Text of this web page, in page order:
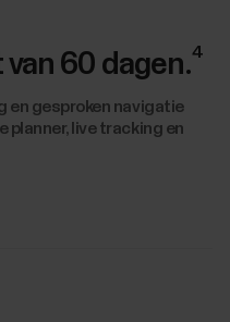
60 dagen.4
en gesproken navigatie
planner, live tracking en